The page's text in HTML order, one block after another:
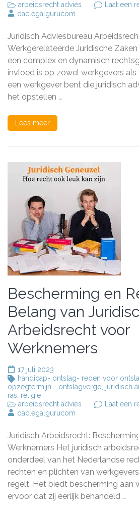
arbeidsrecht advies Laat een
daclegalgurucom
Juridisch Adviesbureau
Werkgerelateerde Juridische
een complex en dynamisch
invloed is op zowel werkgevers als
een werkgever bent die juridisch
het opstellen …
Lees meer
Bescherming en
Belang van
Arbeidsrecht voor
Werknemers
17 juli 2023
handicap- ontslag- reden voor
opzegtermijn - ontslagvergo juridisch
ras religie
arbeidsrecht advies
Laat een
daclegalgurucom
Juridisch Arbeidsrecht:
Werknemers Het juridisch
onderdeel van het Nederlandse
rechten en plichten van
regelt. Het biedt bescherming aan
ervoor dat zij eerlijk behandeld …